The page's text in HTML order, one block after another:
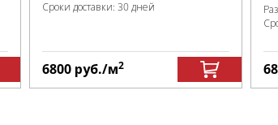
Сроки доставки: 30 дней
6800 руб./м2